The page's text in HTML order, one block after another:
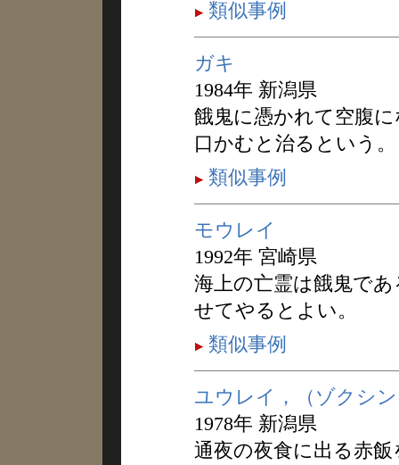
類似事例
ガキ
1984年 新潟県
餓鬼に憑かれて空腹
口かむと治るという。
類似事例
モウレイ
1992年 宮崎県
海上の亡霊は餓鬼で
せてやるとよい。
類似事例
ユウレイ，（ゾクシ
1978年 新潟県
通夜の夜食に出る赤